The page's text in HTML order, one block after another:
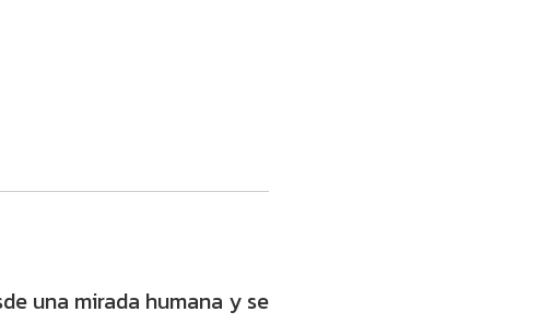
una mirada humana y se